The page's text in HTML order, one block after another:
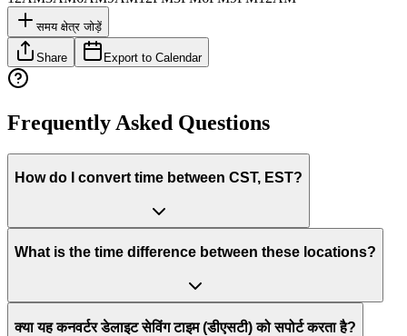
समय क्षेत्र जोड़ें
Share Export to Calendar
Frequently Asked Questions
How do I convert time between CST, EST?
What is the time difference between these locations?
क्या यह कनवर्टर डेलाइट सेविंग टाइम (डीएसटी) को सपोर्ट करता है?